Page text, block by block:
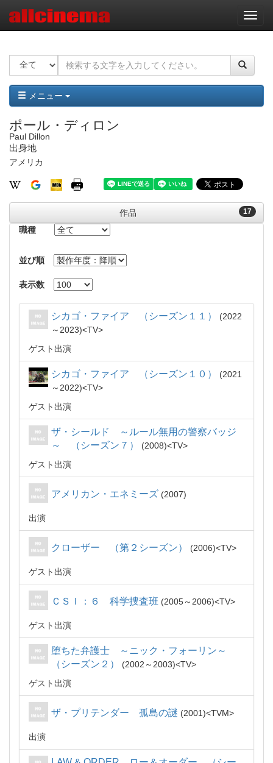
ナ
ビ
ー
ョ
ン
メニュー
ポール・ディロン
Paul Dillon
出身地
アメリカ
17
作品
職種
並び順
表示数
シカゴ・ファイア （シーズン１１）
2022
～2023
TV
ゲスト出演
シカゴ・ファイア （シーズン１０）
2021
～2022
TV
ゲスト出演
ザ・シールド ～ルール無用の警察バッジ
～ （シーズン７）
2008
TV
ゲスト出演
アメリカン・エネミーズ 2007
出演
クローザー （第２シーズン） 2006 TV
ゲスト出演
ＣＳＩ：６ 科学捜査班 2005～2006 TV
ゲスト出演
堕ちた弁護士 ～ニック・フォーリン～
（シーズン２）
2002～2003
TV
ゲスト出演
ザ・プリテンダー 孤島の謎 2001 TVM
出演